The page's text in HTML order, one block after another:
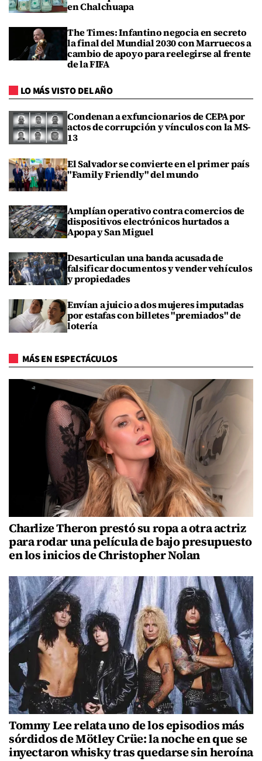
en Chalchuapa
The Times: Infantino negocia en secreto
la final del Mundial 2030 con Marruecos a
cambio de apoyo para reelegirse al frente
de la FIFA
LO MÁS VISTO DEL AÑO
Condenan a exfuncionarios de CEPA por
actos de corrupción y vínculos con la MS-
13
El Salvador se convierte en el primer país
"Family Friendly" del mundo
Amplían operativo contra comercios de
dispositivos electrónicos hurtados a
Apopa y San Miguel
Desarticulan una banda acusada de
falsificar documentos y vender vehículos
y propiedades
Envían a juicio a dos mujeres imputadas
por estafas con billetes "premiados" de
lotería
MÁS EN ESPECTÁCULOS
Charlize Theron prestó su ropa a otra actriz
para rodar una película de bajo presupuesto
en los inicios de Christopher Nolan
Tommy Lee relata uno de los episodios más
sórdidos de Mötley Crüe: la noche en que se
inyectaron whisky tras quedarse sin heroína